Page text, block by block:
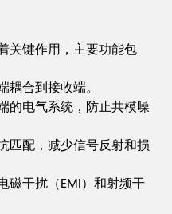
关键作用，主要功能包
合到接收端。
的电气系统，防止共模噪
匹配，减少信号反射和损
磁干扰（EMI）和射频干